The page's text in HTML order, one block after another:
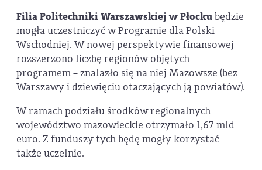
Filia Politechniki Warszawskiej w Płockubędzie
mogła uczestniczyć w Programie dla Polski
Wschodniej. W nowej perspektywie finansowej
rozszerzono liczbę regionów objętych
programem – znalazło się na niej Mazowsze (bez
Warszawy i dziewięciu otaczających ją powiatów).
W ramach podziału środków regionalnych
województwo mazowieckie otrzymało 1,67 mld
euro. Z funduszy tych będę mogły korzystać
także uczelnie.